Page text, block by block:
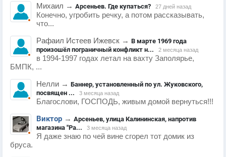
Михаил → Арсеньев. Где купаться? 27 дней назад
Конечно, угробить речку, а потом рассказывать,
что...
Рафаил Истеев Ижевск → В марте 1969 года
произошёл пограничный конфликт н...
2 месяца назад
в 1994-1997 годах летал на вахту Заполярье,
БМПК, ...
Нелли → Баннер, установленный по ул. Жуковского,
посвящен ...
3 месяца назад
Благослови, ГОСПОДЬ, живым домой вернуться!!!
Виктор → Арсеньев, улица Калининская, напротив
магазина "Ра...
3 месяца назад
Я даже знаю по чей вине сгорел тот домик из
бруса.